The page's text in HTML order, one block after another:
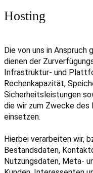
Hosting
Die von uns in
dienen der
Infrastruktur- und
Rechenkapazität,
Sicherheitsleistungen
die wir zum Zwecke des
einsetzen.
Hierbei verarbeiten wir,
Bestandsdaten,
Nutzungsdaten, Meta-